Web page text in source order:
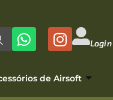
Login
de Airsoft